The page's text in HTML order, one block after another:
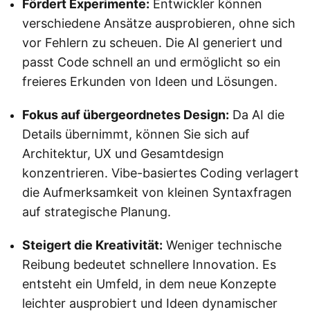
Fördert Experimente: Entwickler können
verschiedene Ansätze ausprobieren, ohne sich
vor Fehlern zu scheuen. Die AI generiert und
passt Code schnell an und ermöglicht so ein
freieres Erkunden von Ideen und Lösungen.
Fokus auf übergeordnetes Design: Da AI die
Details übernimmt, können Sie sich auf
Architektur, UX und Gesamtdesign
konzentrieren. Vibe-basiertes Coding verlagert
die Aufmerksamkeit von kleinen Syntaxfragen
auf strategische Planung.
Steigert die Kreativität: Weniger technische
Reibung bedeutet schnellere Innovation. Es
entsteht ein Umfeld, in dem neue Konzepte
leichter ausprobiert und Ideen dynamischer